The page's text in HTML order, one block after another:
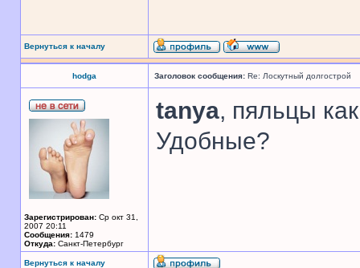
Вернуться к началу
hodga Заголовок сообщения: Re: Лоскутный долгострой
Зарегистрирован: Ср окт 31,
2007 20:11
Сообщения: 1479
Откуда: Санкт-Петербург
tanya, пяльцы
Удобные?
Вернуться к началу